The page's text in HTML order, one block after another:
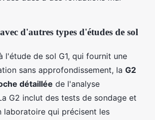
d'autres types d'études de sol
l'étude de sol G1, qui fournit une
sans approfondissement, la G2
détaillée de l'analyse
G2 inclut des tests de sondage et
laboratoire qui précisent les